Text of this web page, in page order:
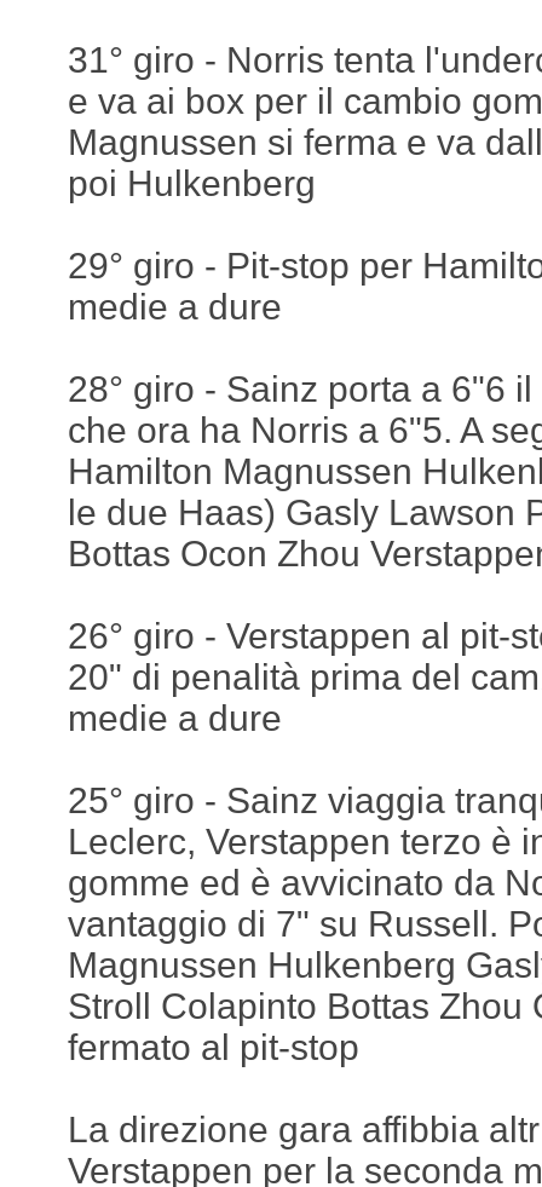
31° giro - Norris tenta
e va ai box per il cambio
Magnussen si ferma e va
poi Hulkenberg
29° giro - Pit-stop per
medie a dure
28° giro - Sainz porta a 6"6
che ora ha Norris a 6"5. A
Hamilton Magnussen
le due Haas) Gasly Lawson
Bottas Ocon Zhou
26° giro - Verstappen al pit-
20" di penalità prima del
medie a dure
25° giro - Sainz viaggia
Leclerc, Verstappen terzo è
gomme ed è avvicinato da
vantaggio di 7" su Russell.
Magnussen Hulkenberg
Stroll Colapinto Bottas Zhou
fermato al pit-stop
La direzione gara affibbia
Verstappen per la seconda